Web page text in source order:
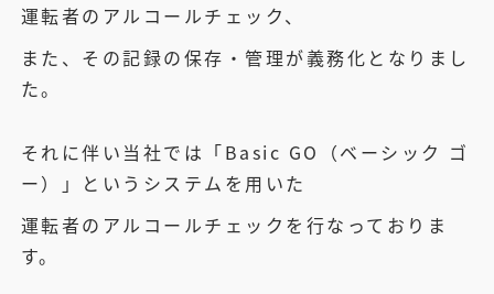
運転者のアルコールチェック、
また、その記録の保存・管理が義務化となりまし
た。
それに伴い当社では「Basic GO（ベーシック ゴ
ー）」というシステムを用いた
運転者のアルコールチェックを行なっておりま
す。